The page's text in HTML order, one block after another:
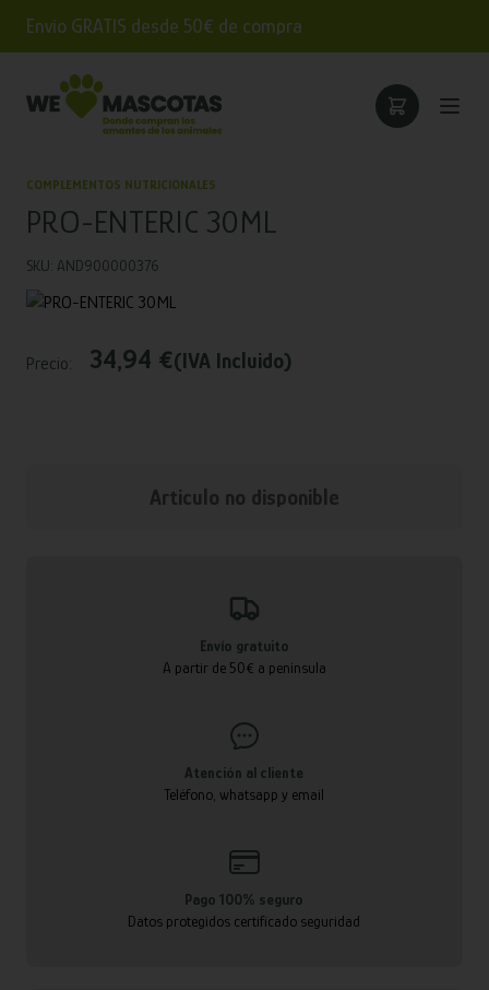
Envío GRATIS desde 50€ de compra
COMPLEMENTOS NUTRICIONALES
PRO-ENTERIC 30ML
SKU: AND900000376
Precio: 34,94 €(IVA Incluido)
Articulo no disponible
Envío gratuito
A partir de 50€ a península
Atención al cliente
Teléfono, whatsapp y email
Pago 100% seguro
Datos protegidos certificado seguridad